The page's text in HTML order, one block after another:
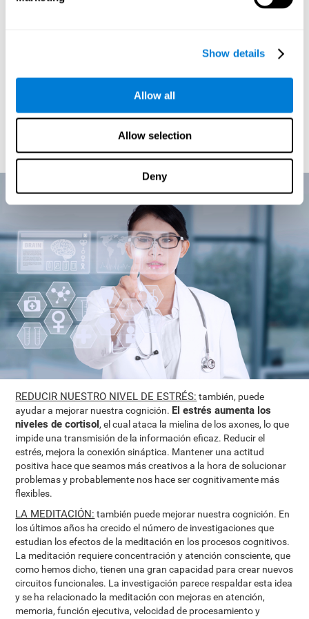
Show details
Allow all
Allow selection
Deny
cognitiva de CogniFit está dirigido a explorar nuestros procesos
particular de cada individuo, ofrece a cada usuario un
de ejercicios cognitivos personalizados
aquellas tareas que más nos cuestan y plantearnos
creando y estableciendo nuevas conexiones neuronales que se
irán reforzando y haciendo más fuertes.
REDUCIR NUESTRO NIVEL DE ESTRÉS: también, puede
ayudar a mejorar nuestra cognición. El estrés aumenta los
niveles de cortisol, el cual ataca la mielina de los axones, lo que
impide una transmisión de la información eficaz. Reducir el
estrés, mejora la conexión sináptica. Mantener una actitud
positiva hace que seamos más creativos a la hora de solucionar
problemas y probablemente nos hace ser cognitivamente más
flexibles.
LA MEDITACIÓN: también puede mejorar nuestra cognición. En
los últimos años ha crecido el número de investigaciones que
estudian los efectos de la meditación en los procesos cognitivos.
La meditación requiere concentración y atención consciente, que
como hemos dicho, tienen una gran capacidad para crear nuevos
circuitos funcionales. La investigación parece respaldar esta idea
y se ha relacionado la meditación con mejoras en atención,
memoria, función ejecutiva, velocidad de procesamiento y